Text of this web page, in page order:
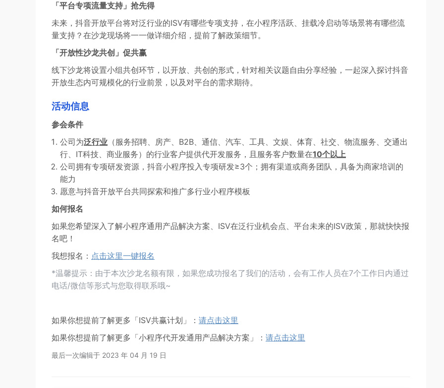
「平台专项流量支持」抢先得
未来，抖音开放平台将对泛行业的ISV有哪些专项支持，在小程序活跃、挂载冷启动等场景将有哪些流
量支持？在沙龙现场将一一做详细介绍，提前了解政策细节。
「开放性沙龙共创」促共赢
线下沙龙将设置小组共创环节，以开放、共创的形式，针对相关议题自由分享经验，一起深入探讨抖音
开放生态内可规模化的行业前景，以及对平台的需求期待。
活动信息
参会条件
公司为泛行业 （服务招聘、房产、B2B、通信、汽车、工具、文娱、体育、社交、物流服务、交通出
行、IT科技、商业服务）的行业客户提供代开发服务，且服务客户数量在10个以上
公司拥有专项研发资源，抖音小程序投入专项研发≥3个；拥有渠道或商务团队，具备为商家培训的
能力
愿意与抖音开放平台共同探索和推广多行业小程序模板
如何报名
如果您希望深入了解小程序通用产品解决方案、ISV在泛行业机会点、平台未来的ISV政策，那就快快报
名吧！
我想报名： 点击这里一键报名
*温馨提示：由于本次沙龙名额有限，如果您成功报名了我们的活动，会有工作人员在7个工作日内通过
电话/微信等形式与您取得联系哦~
如果你想提前了解更多「ISV共赢计划」： 请点击这里
如果你想提前了解更多「小程序代开发通用产品解决方案」： 请点击这里
最后一次编辑于 2023 年 04 月 19 日